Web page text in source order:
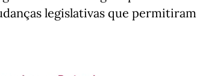
legislativas que permitiram